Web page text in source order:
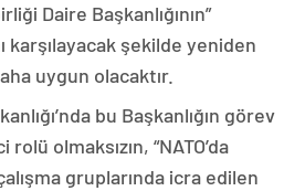
Daire Başkanlığının”
karşılayacak şekilde yeniden
uygun olacaktır.
bu Başkanlığın görev
olmaksızın, “NATO’da
gruplarında icra edilen